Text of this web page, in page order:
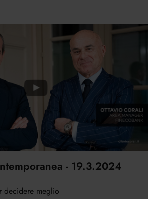
- 19.3.2024
decidere meglio